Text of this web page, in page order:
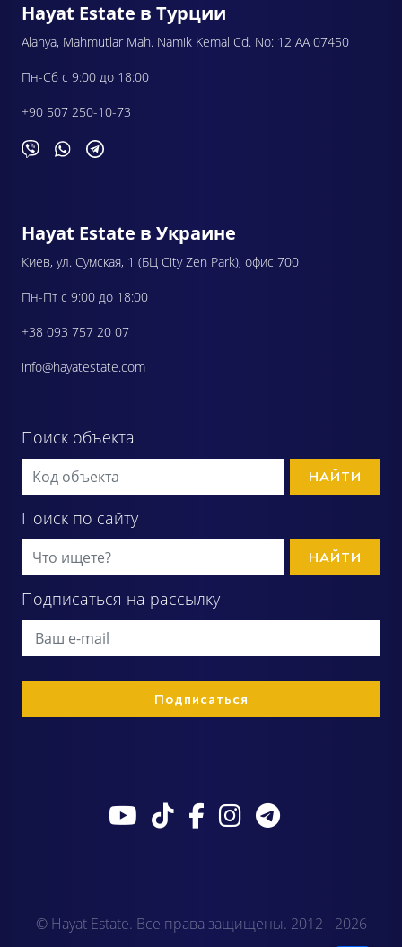
Hayat Estate в Турции
Alanya, Mahmutlar Mah. Namik Kemal Cd. No: 12 AA 07450
Пн-Сб с 9:00 до 18:00
+90 507 250-10-73
Hayat Estate в Украине
Киев, ул. Сумская, 1 (БЦ City Zen Park), офис 700
Пн-Пт с 9:00 до 18:00
+38 093 757 20 07
info@hayatestate.com
Поиск объекта
НАЙТИ
Поиск по сайту
НАЙТИ
Подписаться на рассылку
© Hayat Estate. Все права защищены. 2012 - 2026